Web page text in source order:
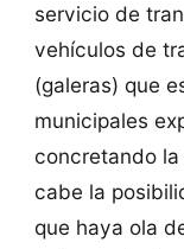
servicio de
vehículos de
(galeras) que
municipales
concretando
cabe la
que haya ola